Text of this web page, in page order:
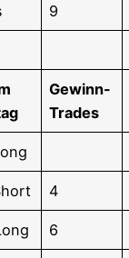
9
Gewinn-
Trades
4
6